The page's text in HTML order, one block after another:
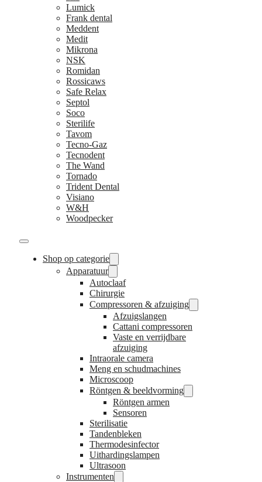
Lumick
Frank dental
Meddent
Medit
Mikrona
NSK
Romidan
Rossicaws
Safe Relax
Septol
Soco
Sterilife
Tavom
Tecno-Gaz
Tecnodent
The Wand
Tornado
Trident Dental
Visiano
W&H
Woodpecker
Shop op categorie
Apparatuur
Autoclaaf
Chirurgie
Compressoren & afzuiging
Afzuigslangen
Cattani compressoren
Vaste en verrijdbare
afzuiging
Intraorale camera
Meng en schudmachines
Microscoop
Röntgen & beeldvorming
Röntgen armen
Sensoren
Sterilisatie
Tandenbleken
Thermodesinfector
Uithardingslampen
Ultrasoon
Instrumenten